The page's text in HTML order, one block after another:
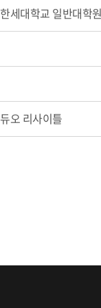
한세대학교 일반대학
듀오 리사이틀